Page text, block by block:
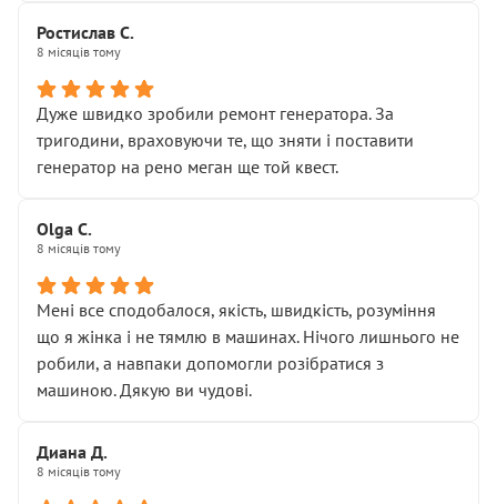
Хотілося б більше:
• належної уваги до авто
• прозорості в роботах і рахунках
• реальної діагностики, а не формального
“подивились і поїхав”
На жаль, складається враження, що сервіс працює не
Стосовно комунікації - все добре
звертатися до цього автосервісу.
Ростислав С.
8 місяців тому
Дуже швидко зробили ремонт генератора. За
тригодини, враховуючи те, що зняти і поставити
генератор на рено меган ще той квест.
Olga С.
8 місяців тому
Мені все сподобалося, якість, швидкість, розуміння
що я жінка і не тямлю в машинах. Нічого лишнього не
робили, а навпаки допомогли розібратися з
машиною. Дякую ви чудові.
Диана Д.
8 місяців тому